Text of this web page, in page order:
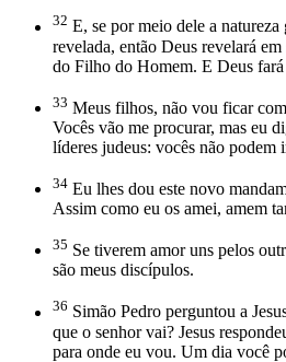
32 E, se por meio dele a
revelada, então Deus revelará
do Filho do Homem. E Deus fará
33 Meus filhos, não vou ficar
Vocês vão me procurar, mas eu
líderes judeus: vocês não podem
34 Eu lhes dou este novo
Assim como eu os amei, amem
35 Se tiverem amor uns pelos
são meus discípulos.
36 Simão Pedro perguntou a
que o senhor vai? Jesus
para onde eu vou. Um dia você